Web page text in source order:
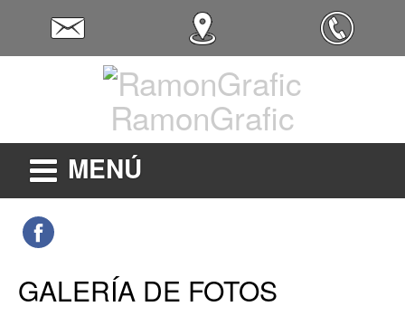
RamonGrafic
MENÚ
GALERÍA DE FOTOS